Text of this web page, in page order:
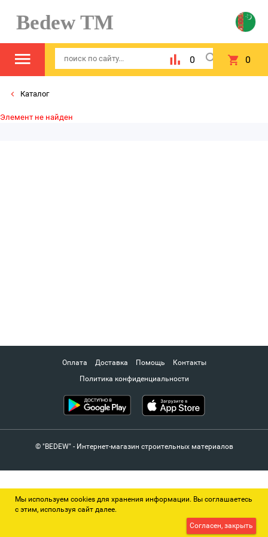
Bedew TM
0 0
Каталог
Элемент не найден
Оплата Доставка Помощь
Контакты
Политика конфиденциальности
© "BEDEW" - Интернет-магазин строительных материалов
Мы используем cookies для хранения информации. Вы соглашаетесь
с этим, используя сайт далее.
Согласен, закрыть